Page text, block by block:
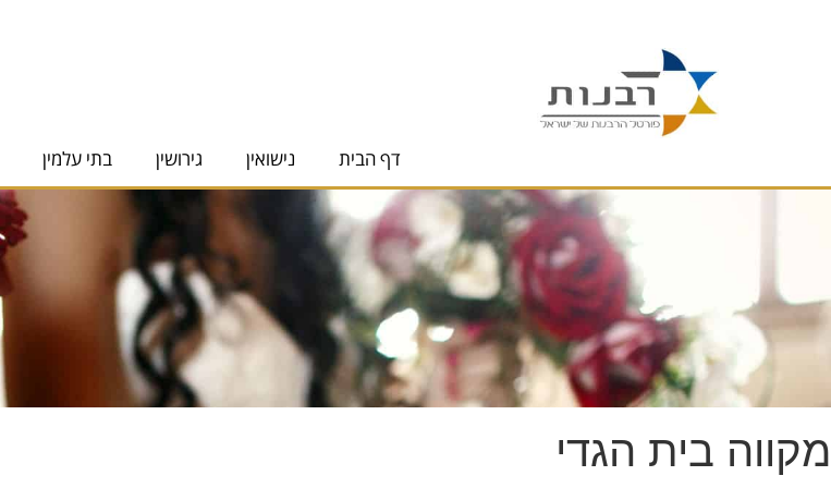
דף הבית נישואין גירושין בתי עלמין
מקווה בית הגדי